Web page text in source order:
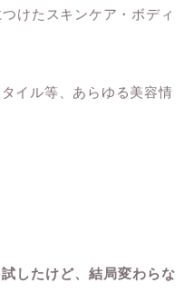
けたスキンケア・ボディ
イル等、あらゆる美容情
したけど、結局変わらな